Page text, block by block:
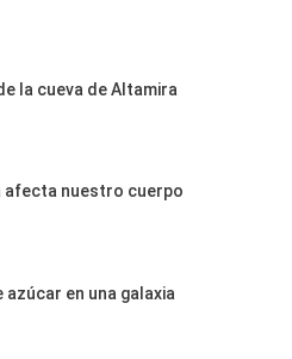
la cueva de Altamira
afecta nuestro cuerpo
azúcar en una galaxia